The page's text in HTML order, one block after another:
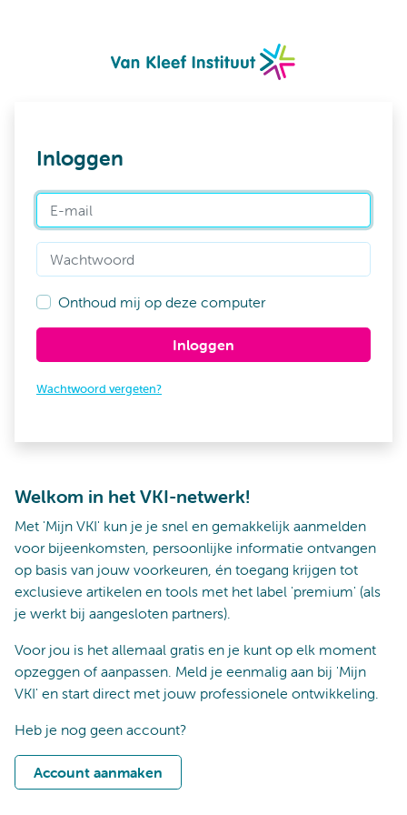
Inloggen
E-mail
Wachtwoord
Onthoud mij op deze computer
Inloggen
Wachtwoord vergeten?
Welkom in het VKI-netwerk!
Met 'Mijn VKI' kun je je snel en gemakkelijk aanmelden
voor bijeenkomsten, persoonlijke informatie ontvangen
op basis van jouw voorkeuren, én toegang krijgen tot
exclusieve artikelen en tools met het label 'premium' (als
je werkt bij aangesloten partners).
Voor jou is het allemaal gratis en je kunt op elk moment
opzeggen of aanpassen. Meld je eenmalig aan bij 'Mijn
VKI' en start direct met jouw professionele ontwikkeling.
Heb je nog geen account?
Account aanmaken